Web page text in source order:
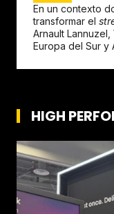
En un contexto
transformar el
Arnault Lannuzel,
Europa del Sur y
HIGH